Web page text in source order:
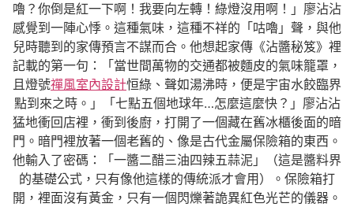
嚕？你倒是紅一下啊！我要向左轉！綠燈沒用啊！」廖沾沾
感覺到一陣心悸。這種氣味，這種不祥的「咕嚕」聲，與他
兒時聽到的家傳預言不謀而合。他想起家傳《沾醬秘笈》裡
記載的第一句：「當世間萬物的交通都被麵皮的氣味籠罩，
且燈號禪風室內設計恒綠、聲如湯沸時，便是宇宙水餃臨界
點到來之時。」「七點五個地球年…怎麼這麼快？」廖沾沾
猛地衝回店裡，衝到後廚，打開了一個藏在舊冰櫃後面的暗
門。暗門裡放著一個老舊的、像是古代金屬保險箱的東西。
他輸入了密碼：「一醬二醋三油四辣五蒜泥」（這是醬料界
的基礎公式，只有像他這樣的傳統派才會用）。保險箱打
開，裡面沒有黃金，只有一個閃爍著詭異紅色光芒的儀器。